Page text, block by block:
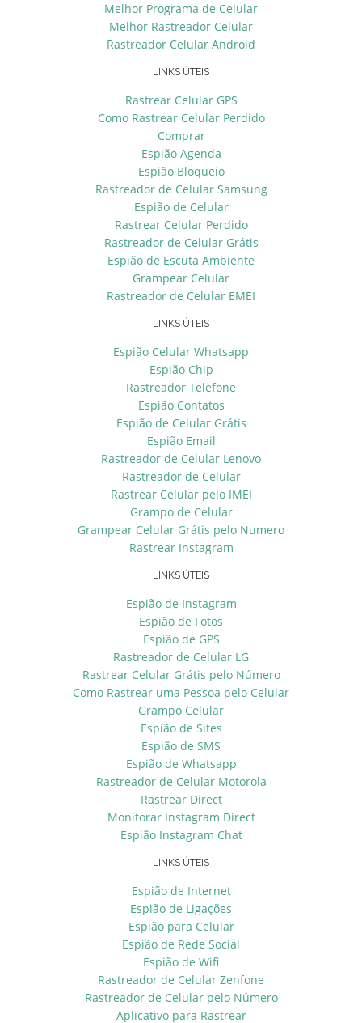
Melhor Programa de Celular
Melhor Rastreador Celular
Rastreador Celular Android
LINKS ÚTEIS
Rastrear Celular GPS
Como Rastrear Celular Perdido
Comprar
Espião Agenda
Espião Bloqueio
Rastreador de Celular Samsung
Espião de Celular
Rastrear Celular Perdido
Rastreador de Celular Grátis
Espião de Escuta Ambiente
Grampear Celular
Rastreador de Celular EMEI
LINKS ÚTEIS
Espião Celular Whatsapp
Espião Chip
Rastreador Telefone
Espião Contatos
Espião de Celular Grátis
Espião Email
Rastreador de Celular Lenovo
Rastreador de Celular
Rastrear Celular pelo IMEI
Grampo de Celular
Grampear Celular Grátis pelo Numero
Rastrear Instagram
LINKS ÚTEIS
Espião de Instagram
Espião de Fotos
Espião de GPS
Rastreador de Celular LG
Rastrear Celular Grátis pelo Número
Como Rastrear uma Pessoa pelo Celular
Grampo Celular
Espião de Sites
Espião de SMS
Espião de Whatsapp
Rastreador de Celular Motorola
Rastrear Direct
Monitorar Instagram Direct
Espião Instagram Chat
LINKS ÚTEIS
Espião de Internet
Espião de Ligações
Espião para Celular
Espião de Rede Social
Espião de Wifi
Rastreador de Celular Zenfone
Rastreador de Celular pelo Número
Aplicativo para Rastrear